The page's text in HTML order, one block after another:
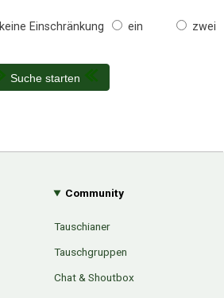
keine Einschränkung ein zwei
Suche starten
Community
Tauschianer
Tauschgruppen
Chat & Shoutbox